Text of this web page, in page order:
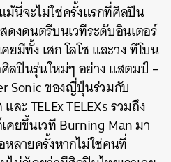
นี่จะไม่ใช่ครั้งแรกที่ศิลปิน
ดงดนตรีบนเวทีระดับอินเตอร์
ยมีทั้ง เสก โลโซ และวง ทีโบน
ลปินรุ่นใหม่ๆ อย่าง แสตมป์ –
Sonic ของญี่ปุ่นร่วมกับ
ะ TELEx TELEXs รวมถึง
คยขึ้นเวที Burning Man มา
ลายครั้งหากไม่ใช่คนที่